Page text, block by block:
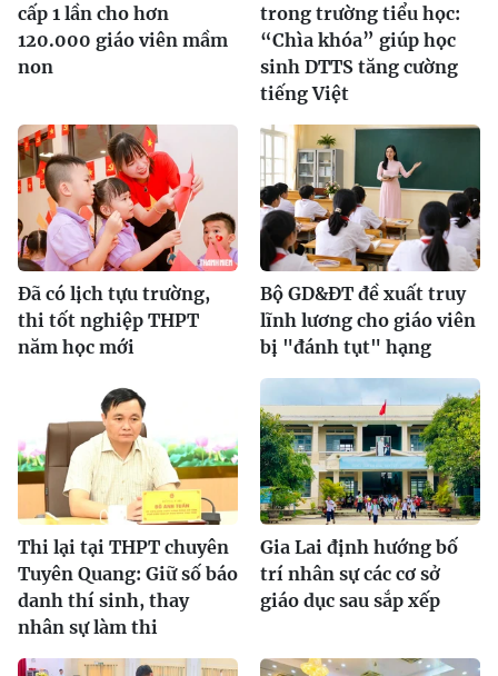
cấp 1 lần cho hơn
120.000 giáo viên mầm
non
trong trường tiểu học:
“Chìa khóa” giúp học
sinh DTTS tăng cường
tiếng Việt
Đã có lịch tựu trường,
thi tốt nghiệp THPT
năm học mới
Bộ GD&ĐT đề xuất truy
lĩnh lương cho giáo viên
bị "đánh tụt" hạng
Thi lại tại THPT chuyên
Tuyên Quang: Giữ số báo
danh thí sinh, thay
nhân sự làm thi
Gia Lai định hướng bố
trí nhân sự các cơ sở
giáo dục sau sắp xếp